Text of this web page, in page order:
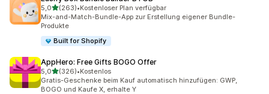
5,0von 5 Sternen
(263)
263 Rezensionen insgesamt
•Kostenloser Plan verfügbar
Mix-and-Match-Bundle-App zur Erstellung eigener Bundle-
Produkte
Built for Shopify
AppHero: Free Gifts BOGO Offer
5,0von 5 Sternen
(326)
326 Rezensionen insgesamt
•Kostenlos
Gratis-Geschenke beim Kauf automatisch hinzufügen: GWP,
BOGO und Kaufe X, erhalte Y